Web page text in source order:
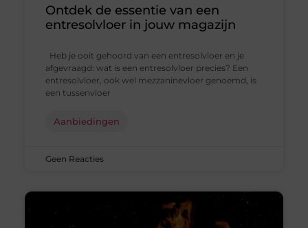
Ontdek de essentie van een
entresolvloer in jouw magazijn
Heb je ooit gehoord van een entresolvloer en je
afgevraagd: wat is een entresolvloer precies? Een
entresolvloer, ook wel mezzaninevloer genoemd, is
een tussenvloer
Aanbiedingen
Geen Reacties